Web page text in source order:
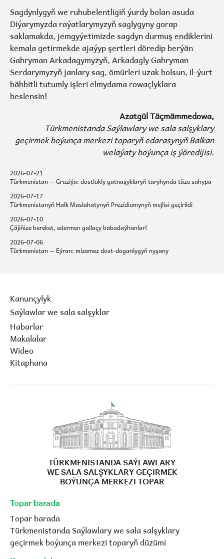
Sagdynlygyň we ruhubelentligiň ýurdy bolan asuda
Diýarymyzda raýatlarymyzyň saglygyny gorap
saklamakda, jemgyýetimizde sagdyn durmuş endiklerini
kemala getirmekde ajaýyp şertleri döredip berýän
Gahryman Arkadagymyzyň, Arkadagly Gahryman
Serdarymyzyň janlary sag, ömürleri uzak bolsun, il-ýurt
bähbitli tutumly işleri elmydama rowaçlyklara
beslensin!
Azatgül Täçmämmedowa,
Türkmenistanda Saýlawlary we sala salşyklary
geçirmek boýunça merkezi toparyň edarasynyň Balkan
welaýaty boýunça iş ýöredijisi.
2026-07-21
Türkmenistan — Gruziýa: dostlukly gatnaşyklaryň taryhynda täze sahypa
2026-07-17
Türkmenistanyň Halk Maslahatynyň Prezidiumynyň mejlisi geçirildi
2026-07-10
Çäjiňize bereket, edermen gallaçy babadaýhanlar!
2026-07-06
Türkmenistan — Eýran: mizemez dost-doganlygyň nyşany
Kanunçylyk
Saýlawlar we sala salşyklar
Habarlar
Makalalar
Wideo
Kitaphana
TÜRKMENISTANDA SAÝLAWLARY
WE SALA SALŞYKLARY GEÇIRMEK
BOÝUNÇA MERKEZI TOPAR
Topar barada
Topar barada
Türkmenistanda Saýlawlary we sala salşyklary
geçirmek boýunça merkezi toparyň düzümi